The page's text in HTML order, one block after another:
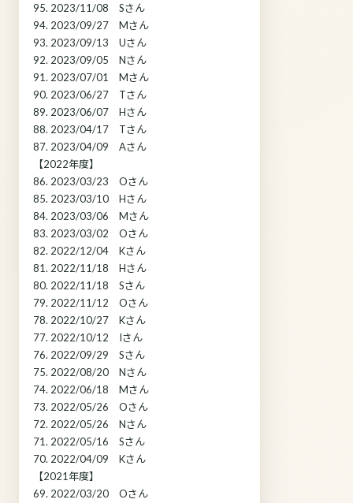
95. 2023/11/08 Sさん
94. 2023/09/27 Mさん
93. 2023/09/13 Uさん
92. 2023/09/05 Nさん
91. 2023/07/01 Mさん
90. 2023/06/27 Tさん
89. 2023/06/07 Hさん
88. 2023/04/17 Tさん
87. 2023/04/09 Aさん
【2022年度】
86. 2023/03/23 Oさん
85. 2023/03/10 Hさん
84. 2023/03/06 Mさん
83. 2023/03/02 Oさん
82. 2022/12/04 Kさん
81. 2022/11/18 Hさん
80. 2022/11/18 Sさん
79. 2022/11/12 Oさん
78. 2022/10/27 Kさん
77. 2022/10/12 Iさん
76. 2022/09/29 Sさん
75. 2022/08/20 Nさん
74. 2022/06/18 Mさん
73. 2022/05/26 Oさん
72. 2022/05/26 Nさん
71. 2022/05/16 Sさん
70. 2022/04/09 Kさん
【2021年度】
69. 2022/03/20 Oさん